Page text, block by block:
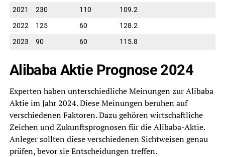
2021 230 110
109.2
2022
125 60
128.2
2023
90 60 115.8
Alibaba Aktie Prognose 2024
Experten haben unterschiedliche Meinungen zur Alibaba
Aktie im Jahr 2024. Diese Meinungen beruhen auf
verschiedenen Faktoren. Dazu gehören wirtschaftliche
Zeichen und Zukunftsprognosen für die Alibaba-Aktie.
Anleger sollten diese verschiedenen Sichtweisen genau
prüfen, bevor sie Entscheidungen treffen.